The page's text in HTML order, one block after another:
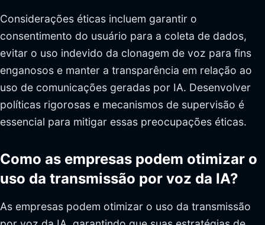
Considerações éticas incluem garantir o
consentimento do usuário para a coleta de dados,
evitar o uso indevido da clonagem de voz para fins
enganosos e manter a transparência em relação ao
uso de comunicações geradas por IA. Desenvolver
políticas rigorosas e mecanismos de supervisão é
essencial para mitigar essas preocupações éticas.
Como as empresas podem otimizar o
uso da transmissão por voz da IA?
As empresas podem otimizar o uso da transmissão